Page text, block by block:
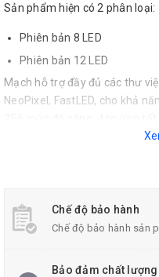
Sản phẩm hiện có 2 phân loại:
Phiên bản 8 LED
Phiên bản 12 LED
Mạch hỗ trợ đầy đủ các thư
NeoPixel, FastLED, cho khả
sáng và các dự án điện tử sáng
Chế độ bảo hành
Chế độ bảo hành sản
Bảo đảm chất lượng